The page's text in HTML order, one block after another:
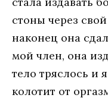
стоны через
наконец она
мой член, она
тело тряслось и
колотит от